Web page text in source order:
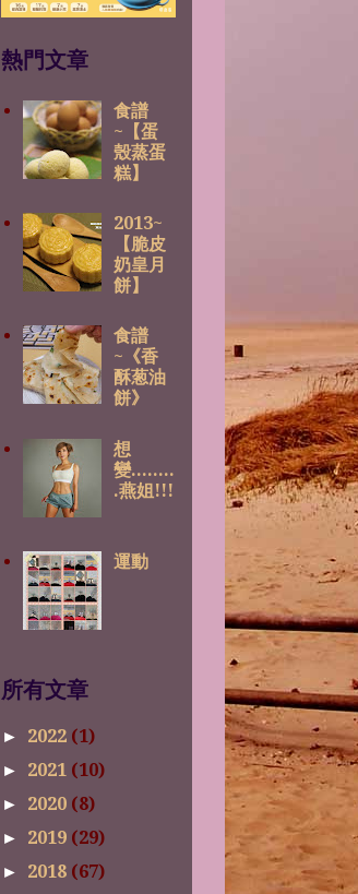
熱門文章
食譜
~【蛋
殼蒸蛋
糕】
2013~
【脆皮
奶皇月
餅】
食譜
~《香
酥葱油
餅》
想
變........
.燕姐!!!
運動
所有文章
► 2022 (1)
► 2021 (10)
► 2020 (8)
► 2019 (29)
► 2018 (67)